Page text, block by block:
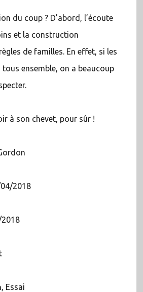
du coup ? D’abord, l’écoute
et la construction
de familles. En effet, si les
ensemble, on a beaucoup
à son chevet, pour sûr !
2018
Essai